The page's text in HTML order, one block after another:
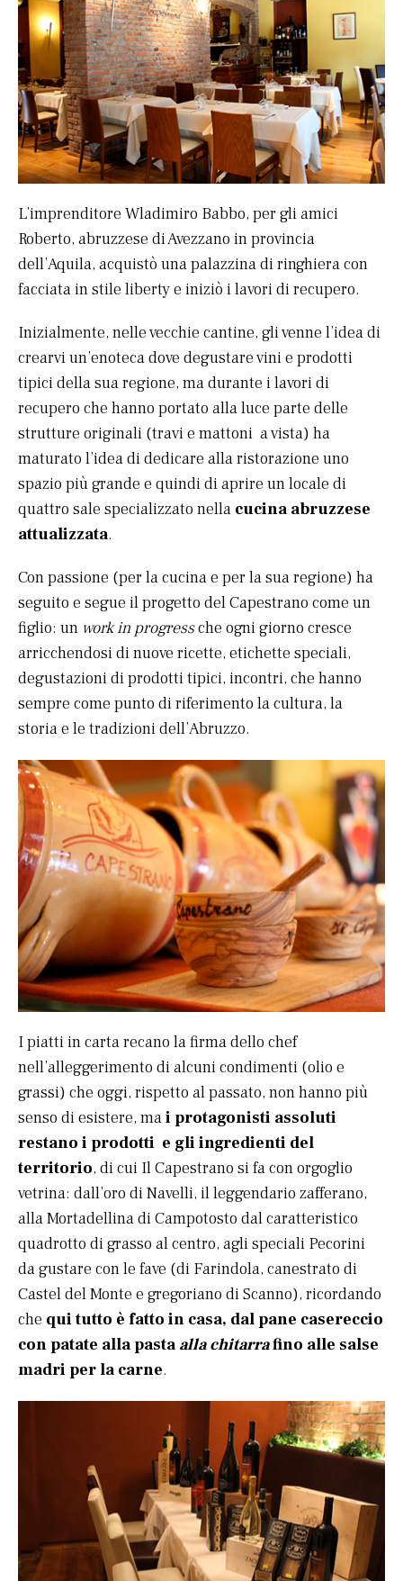
L’imprenditore Wladimiro Babbo, per gli amici
Roberto, abruzzese di Avezzano in provincia
dell’Aquila, acquistò una palazzina di ringhiera con
facciata in stile liberty e iniziò i lavori di recupero.
Inizialmente, nelle vecchie cantine, gli venne l’idea di
crearvi un’enoteca dove degustare vini e prodotti
tipici della sua regione, ma durante i lavori di
recupero che hanno portato alla luce parte delle
strutture originali (travi e mattoni a vista) ha
maturato l’idea di dedicare alla ristorazione uno
spazio più grande e quindi di aprire un locale di
quattro sale specializzato nella cucina abruzzese
attualizzata.
Con passione (per la cucina e per la sua regione) ha
seguito e segue il progetto del Capestrano come un
figlio: un work in progressche ogni giorno cresce
arricchendosi di nuove ricette, etichette speciali,
degustazioni di prodotti tipici, incontri, che hanno
sempre come punto di riferimento la cultura, la
storia e le tradizioni dell’Abruzzo.
I piatti in carta recano la firma dello chef
nell’alleggerimento di alcuni condimenti (olio e
grassi) che oggi, rispetto al passato, non hanno più
senso di esistere, mai protagonisti assoluti
restano i prodotti e gli ingredienti del
territorio, di cui Il Capestrano si fa con orgoglio
vetrina: dall’oro di Navelli, il leggendario zafferano,
alla Mortadellina di Campotosto dal caratteristico
quadrotto di grasso al centro, agli speciali Pecorini
da gustare con le fave (di Farindola, canestrato di
Castel del Monte e gregoriano di Scanno), ricordando
che qui tutto è fatto in casa, dal pane casereccio
con patate alla pastaalla chitarrafino alle salse
madri per la carne.